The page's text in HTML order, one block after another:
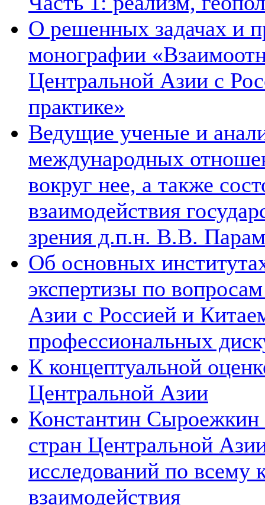
О решенных задачах и
монографии
Центральной Азии с
практике»
Ведущие ученые и
международных
вокруг нее, а также
взаимодействия
зрения д.п.н. В.В.
Об основных
экспертизы по
Азии с Россией и
профессиональных
К концептуальной
Центральной Азии
Константин Сыроежкин
стран Центральной
исследований по всему
взаимодействия